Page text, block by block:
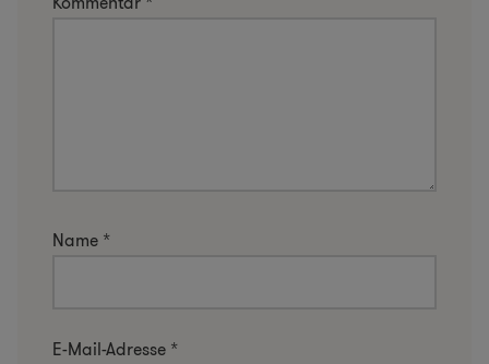
Name *
E-Mail-Adresse *